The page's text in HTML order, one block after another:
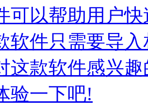
可以帮助用户
软件只需要导
这款软件感兴
验一下吧!